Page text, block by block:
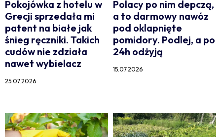
Pokojówka z hotelu w
Grecji sprzedała mi
patent na białe jak
śnieg ręczniki. Takich
cudów nie zdziała
nawet wybielacz
25.07.2026
Polacy po nim depczą,
a to darmowy nawóz
pod oklapnięte
pomidory. Podlej, a po
24h odżyją
15.07.2026